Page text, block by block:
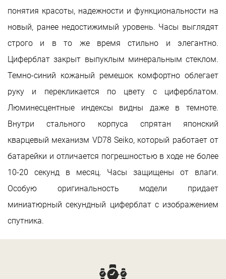
понятия красоты, надежности и функциональности на
новый, ранее недостижимый уровень. Часы выглядят
строго и в то же время стильно и элегантно.
Циферблат закрыт выпуклым минеральным стеклом.
Темно-синий кожаный ремешок комфортно облегает
руку и перекликается по цвету с циферблатом.
Люминесцентные индексы видны даже в темноте.
Внутри стального корпуса спрятан японский
кварцевый механизм VD78 Seiko, который работает от
батарейки и отличается погрешностью в ходе не более
10-20 секунд в месяц. Часы защищены от влаги.
Особую оригинальность модели придает
миниатюрный секундный циферблат с изображением
спутника.